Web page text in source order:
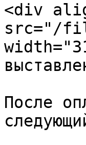
<div
src="/
После